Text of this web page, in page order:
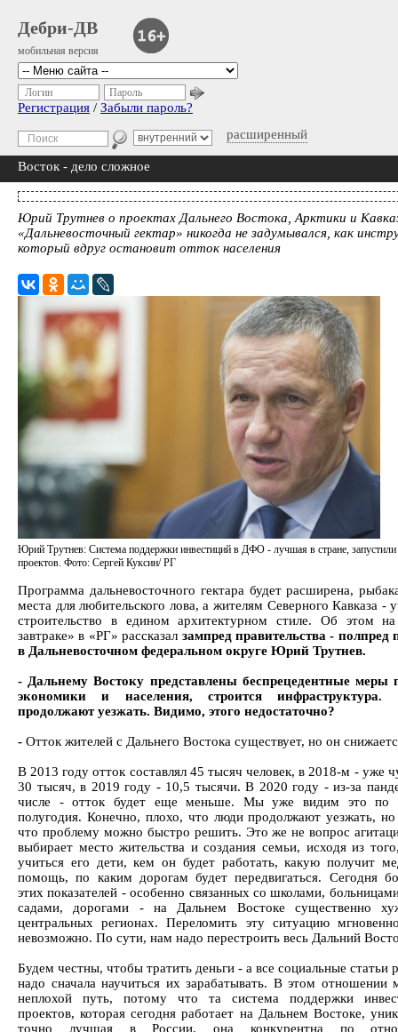
Дебри-ДВ
мобильная версия
расширенный
Логин Пароль
Регистрация / Забыли пароль?
Восток - дело сложное
Юрий Трутнев о проектах Дальнего Востока, Арктики и
«Дальневосточный гектар» никогда не задумывался, как
который вдруг остановит отток населения
Юрий Трутнев: Система поддержки инвестиций в ДФО - лучшая в стране,
проектов. Фото: Сергей Куксин/ РГ
Программа дальневосточного гектара будет расширена,
места для любительского лова, а жителям Северного Кавказа -
строительство в едином архитектурном стиле. Об этом
завтраке» в «РГ» рассказал зампред правительства - полпред
в Дальневосточном федеральном округе Юрий Трутнев.
- Дальнему Востоку представлены беспрецедентные меры
экономики и населения, строится
продолжают уезжать. Видимо, этого недостаточно?
- Отток жителей с Дальнего Востока существует, но он
В 2013 году отток составлял 45 тысяч человек, в 2018-м - уже
30 тысяч, в 2019 году - 10,5 тысячи. В 2020 году - из-за
числе - отток будет еще меньше. Мы уже видим это по
полугодия. Конечно, плохо, что люди продолжают уезжать,
что проблему можно быстро решить. Это же не вопрос
выбирает место жительства и создания семьи, исходя из
учиться его дети, кем он будет работать, какую получит
помощь, по каким дорогам будет передвигаться. Сегодня
этих показателей - особенно связанных со школами,
садами, дорогами - на Дальнем Востоке существенно
центральных регионах. Переломить эту ситуацию
невозможно. По сути, нам надо перестроить весь Дальний
Будем честны, чтобы тратить деньги - а все социальные статьи
надо сначала научиться их зарабатывать. В этом
неплохой путь, потому что та система поддержки
проектов, которая сегодня работает на Дальнем Востоке,
точно лучшая в России, она конкурентна по